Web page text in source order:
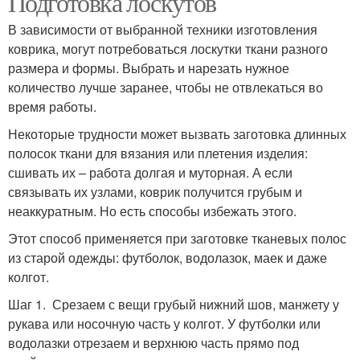
В зависимости от выбранной техники изготовления
коврика, могут потребоваться лоскутки ткани разного
размера и формы. Выбрать и нарезать нужное
количество лучше заранее, чтобы не отвлекаться во
время работы.
Некоторые трудности может вызвать заготовка длинных
полосок ткани для вязания или плетения изделия:
сшивать их – работа долгая и муторная. А если
связывать их узлами, коврик получится грубым и
неаккуратным. Но есть способы избежать этого.
Этот способ применяется при заготовке тканевых полос
из старой одежды: футболок, водолазок, маек и даже
колгот.
Шаг 1. Срезаем с вещи грубый нижний шов, манжету у
рукава или носочную часть у колгот. У футболки или
водолазки отрезаем и верхнюю часть прямо под